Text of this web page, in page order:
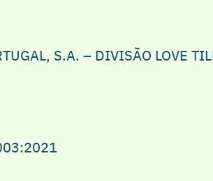
S.A. – DIVISÃO LOVE